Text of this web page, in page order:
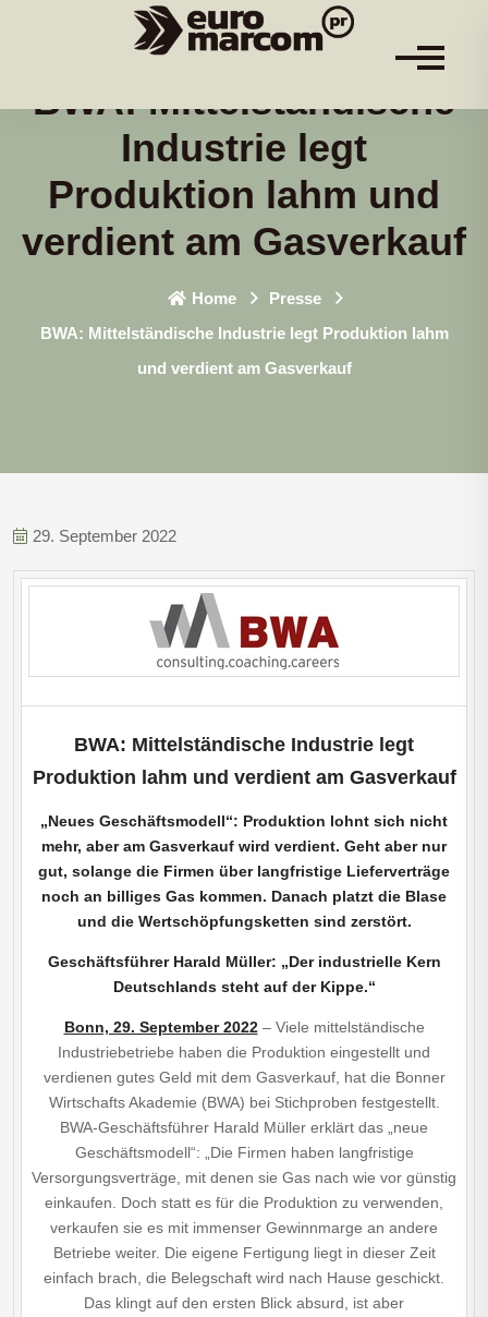
BWA: Mittelständische
Industrie legt
Produktion lahm und
verdient am Gasverkauf
Home
Presse
BWA: Mittelständische Industrie legt Produktion lahm
und verdient am Gasverkauf
29. September 2022
BWA: Mittelständische Industrie legt
Produktion lahm und verdient am Gasverkauf
„Neues Geschäftsmodell“: Produktion lohnt sich nicht
mehr, aber am Gasverkauf wird verdient. Geht aber nur
gut, solange die Firmen über langfristige Lieferverträge
noch an billiges Gas kommen. Danach platzt die Blase
und die Wertschöpfungsketten sind zerstört.
Geschäftsführer Harald Müller: „Der industrielle Kern
Deutschlands steht auf der Kippe.“
Bonn, 29. September 2022– Viele mittelständische
Industriebetriebe haben die Produktion eingestellt und
verdienen gutes Geld mit dem Gasverkauf, hat die Bonner
Wirtschafts Akademie (BWA) bei Stichproben festgestellt.
BWA-Geschäftsführer Harald Müller erklärt das „neue
Geschäftsmodell“: „Die Firmen haben langfristige
Versorgungsverträge, mit denen sie Gas nach wie vor günstig
einkaufen. Doch statt es für die Produktion zu verwenden,
verkaufen sie es mit immenser Gewinnmarge an andere
Betriebe weiter. Die eigene Fertigung liegt in dieser Zeit
einfach brach, die Belegschaft wird nach Hause geschickt.
Das klingt auf den ersten Blick absurd, ist aber